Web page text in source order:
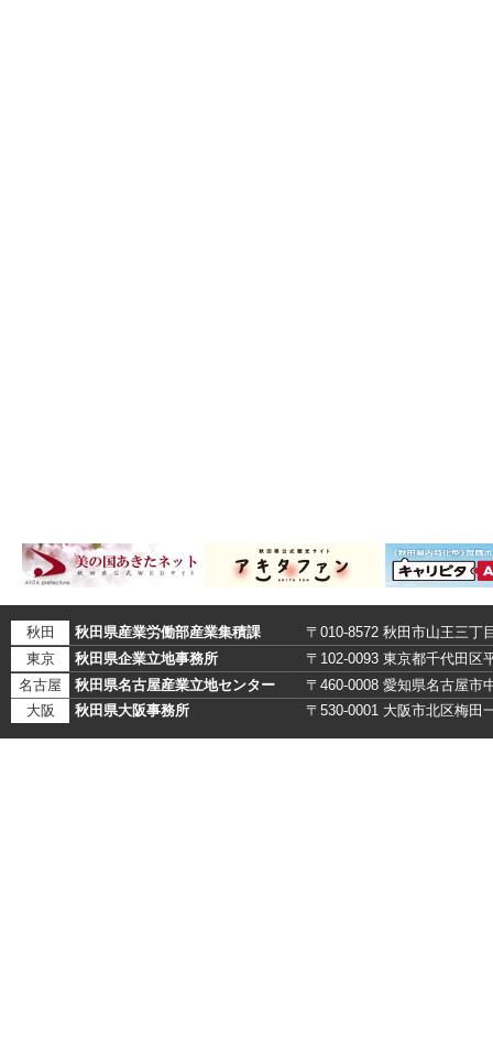
秋田 秋田県産業労働部産業集積課
〒010-8572 秋田市山王三丁
東京
秋田県企業立地事務所
〒102-0093 東京都千代田区
名古屋
秋田県名古屋産業立地センター
〒460-0008 愛知県名古屋市
大阪
秋田県大阪事務所 〒530-0001 大阪市北区梅田